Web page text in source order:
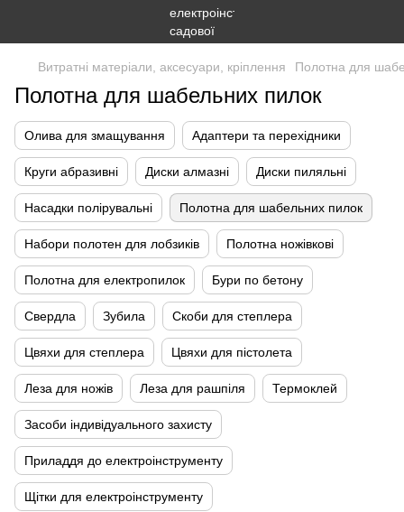
Витратні матеріали, аксесуари, кріплення Полотна для
Полотна для шабельних пилок
Олива для змащування Адаптери та перехідники
Круги абразивні Диски алмазні Диски пиляльні
Насадки полірувальні Полотна для шабельних пилок
Набори полотен для лобзиків Полотна ножівкові
Полотна для електропилок Бури по бетону
Свердла Зубила Скоби для степлера
Цвяхи для степлера Цвяхи для пістолета
Леза для ножів Леза для рашпіля Термоклей
Засоби індивідуального захисту
Приладдя до електроінструменту
Щітки для електроінструменту